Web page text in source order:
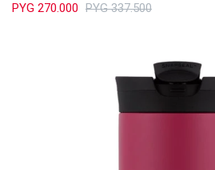
PYG 270.000 PYG 337.500